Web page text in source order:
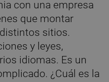
con una empresa
que montar
sitios.
y leyes,
idiomas. Es un
¿Cuál es la